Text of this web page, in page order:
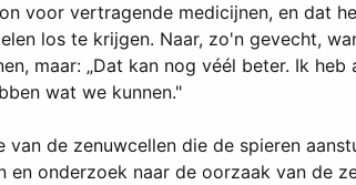
voor vertragende medicijnen, en dat
los te krijgen. Naar, zo'n gevecht,
maar: „Dat kan nog véél beter. Ik
wat we kunnen."
de zenuwcellen die de spieren
onderzoek naar de oorzaak van de